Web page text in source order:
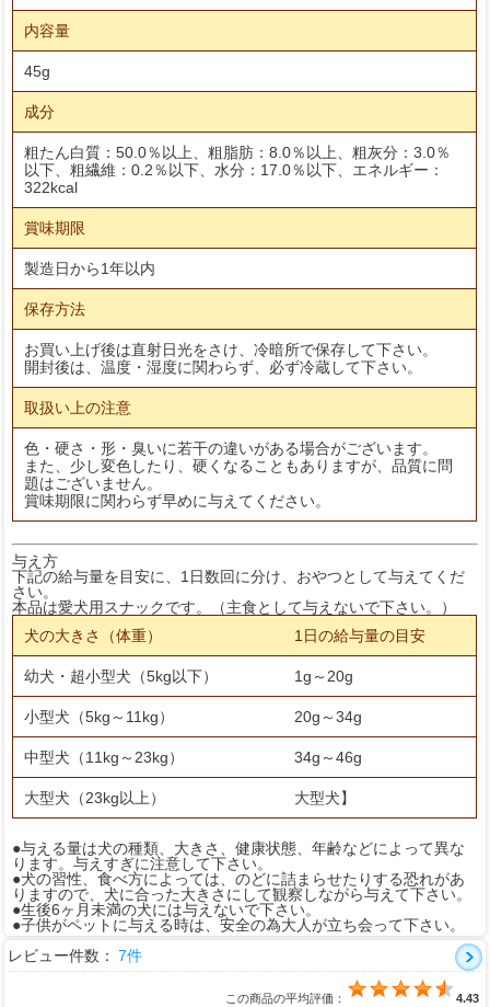
内容量
45g
成分
粗たん白質：50.0％以上、粗脂肪：8.0％以上、粗灰分：3.0％
以下、粗繊維：0.2％以下、水分：17.0％以下、エネルギー：
322kcal
賞味期限
製造日から1年以内
保存方法
お買い上げ後は直射日光をさけ、冷暗所で保存して下さい。
開封後は、温度・湿度に関わらず、必ず冷蔵して下さい。
取扱い上の注意
色・硬さ・形・臭いに若干の違いがある場合がございます。
また、少し変色したり、硬くなることもありますが、品質に問
題はございません。
賞味期限に関わらず早めに与えてください。
与え方
下記の給与量を目安に、1日数回に分け、おやつとして与えてくだ
さい。
本品は愛犬用スナックです。（主食として与えないで下さい。）
犬の大きさ（体重）
1日の給与量の目安
幼犬・超小型犬（5kg以下） 1g～20g
小型犬（5kg～11kg） 20g～34g
中型犬（11kg～23kg） 34g～46g
大型犬（23kg以上） 大型犬】
●与える量は犬の種類、大きさ、健康状態、年齢などによって異な
ります。与えすぎに注意して下さい。
●犬の習性、食べ方によっては、のどに詰まらせたりする恐れがあ
りますので、犬に合った大きさにして観察しながら与えて下さい。
●生後6ヶ月未満の犬には与えないで下さい。
●子供がペットに与える時は、安全の為大人が立ち会って下さい。
レビュー件数： 7件
この商品の平均評価： 4.43